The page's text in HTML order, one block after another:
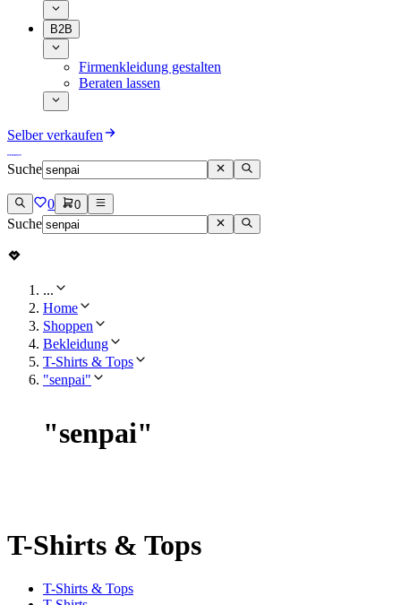
B2B
Firmenkleidung gestalten
Beraten lassen
Selber verkaufen
Suche
0 0
Suche
...
Home
Shoppen
Bekleidung
T-Shirts & Tops
"senpai"
"senpai"
T-Shirts & Tops
T-Shirts & Tops